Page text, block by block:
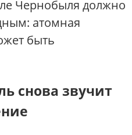
Чернобыля должно
атомная
быть
снова звучит